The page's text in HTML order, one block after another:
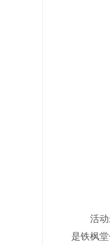
活动最
是铁枫